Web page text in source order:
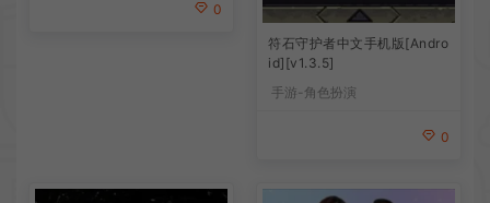
0
符石守护者中文手机版[Andro
id][v1.3.5]
手游-角色扮演
0